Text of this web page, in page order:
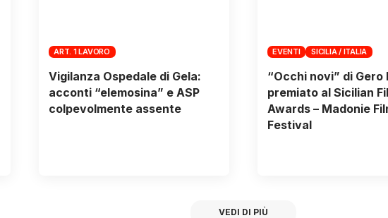
ART. 1 LAVORO
Vigilanza Ospedale di Gela:
acconti “elemosina” e ASP
colpevolmente assente
EVENTI SICILIA / ITALIA
“Occhi novi” di Gero
premiato al Sicilian
Awards – Madonie
Festival
VEDI DI PIÙ